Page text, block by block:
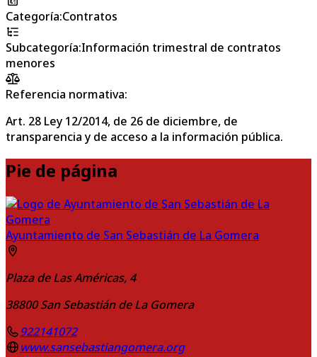
Categoría:Contratos
Subcategoría:Información trimestral de contratos
menores
Referencia normativa:
Art. 28 Ley 12/2014, de 26 de diciembre, de
transparencia y de acceso a la información pública.
Pie de página
Ayuntamiento de San Sebastián de La Gomera
Plaza de Las Américas, 4
38800 San Sebastián de La Gomera
922141072
www.sansebastiangomera.org